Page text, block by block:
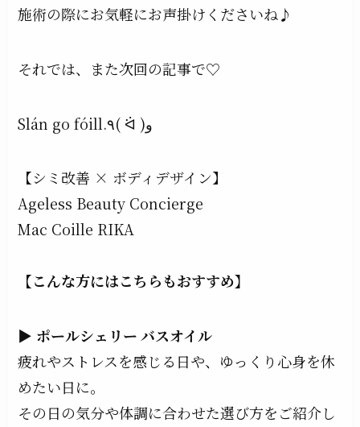
施術の際にお気軽にお声掛けくださいね♪
それでは、また次回の記事で♡
Slán go fóill.٩( ᐛ )و
【シミ改善 × ボディデザイン】
Ageless Beauty Concierge
Mac Coille RIKA
【こんな方にはこちらもおすすめ】
▶ ポールシェリー バスオイル
疲れやストレスを感じる日や、ゆっくり心身を休
めたい日に。
その日の気分や体調に合わせた選び方をご紹介し